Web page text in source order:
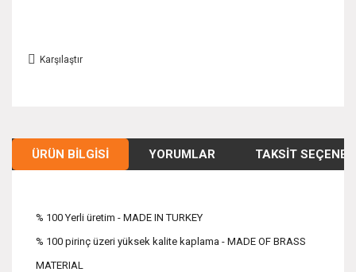
Karşılaştır
ÜRÜN BILGISI YORUMLAR TAKSIT
% 100 Yerli üretim - MADE IN TURKEY
% 100 pirinç üzeri yüksek kalite kaplama - MADE OF BRASS
MATERIAL